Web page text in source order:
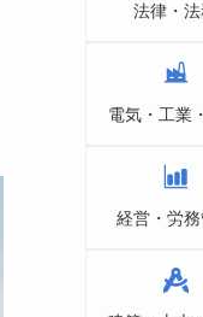
法律・法
電気・工業
経営・労